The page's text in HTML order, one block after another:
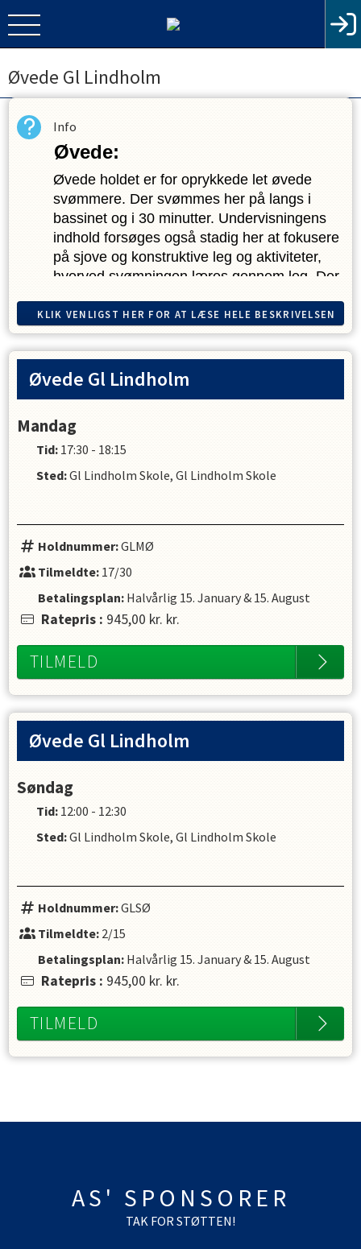
Øvede Gl Lindholm
Info
Øvede:
Øvede holdet er for oprykkede let øvede
svømmere. Der svømmes her på langs i
bassinet og i 30 minutter. Undervisningens
indhold forsøges også stadig her at fokusere
på sjove og konstruktive leg og aktiviteter,
hvorved svømningen læres gennem leg. Der
færdigheder i rygcrawl, brystsvømning, crawl
svømning og butterfly. Desuden er der
løbende temauger, hvor der fokuseres på
udspring, vandpolo og livredning.
- De fire stilarter
- Dykke og samle ting op fra dybt vand
- Koordination af vejrtrækning med arm- og
- Vandakrobatik
- Saltovendinger
- Længere distancer
KLIK VENLIGST HER FOR AT LÆSE HELE BESKRIVELSEN
Øvede Gl Lindholm
Mandag
Tid: 17:30 - 18:15
Sted:Gl Lindholm Skole, Gl Lindholm Skole
Holdnummer:GLMØ
Tilmeldte:17/30
Betalingsplan: Halvårlig 15. January& 15. August
Ratepris : 945,00 kr. kr.
TILMELD
Øvede Gl Lindholm
Søndag
Tid: 12:00 - 12:30
Sted:Gl Lindholm Skole, Gl Lindholm Skole
Holdnummer:GLSØ
Tilmeldte:2/15
Betalingsplan: Halvårlig 15. January& 15. August
Ratepris : 945,00 kr. kr.
TILMELD
AS' SPONSORER
TAK FOR STØTTEN!